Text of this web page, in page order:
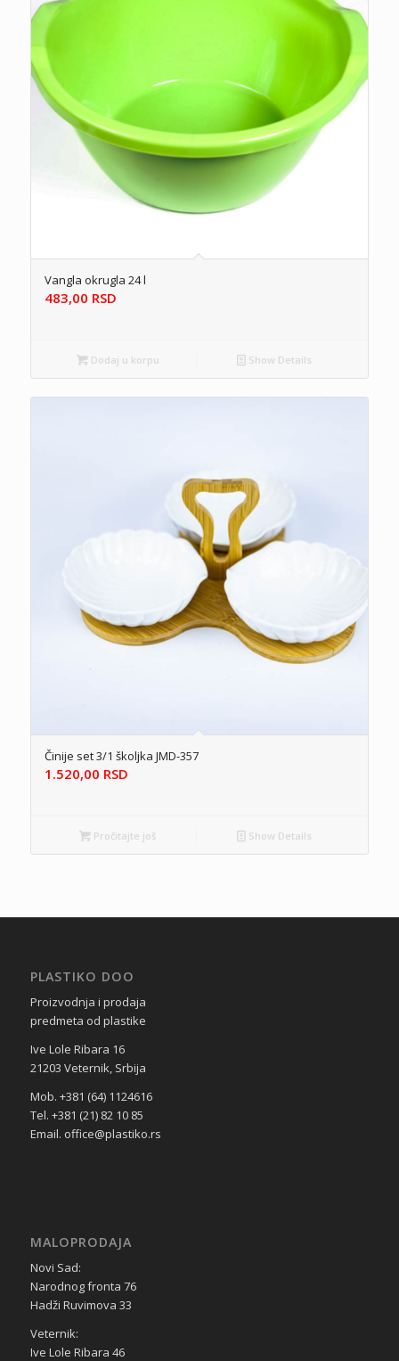
Vangla okrugla 24 l
483,00 RSD
Dodaj u korpu Show Details
Činije set 3/1 školjka JMD-357
1.520,00 RSD
Pročitajte još Show Details
PLASTIKO DOO
Proizvodnja i prodaja
predmeta od plastike
Ive Lole Ribara 16
21203 Veternik, Srbija
Mob. +381 (64) 1124616
Tel. +381 (21) 82 10 85
Email. office@plastiko.rs
MALOPRODAJA
Novi Sad:
Narodnog fronta 76
Hadži Ruvimova 33
Veternik:
Ive Lole Ribara 46